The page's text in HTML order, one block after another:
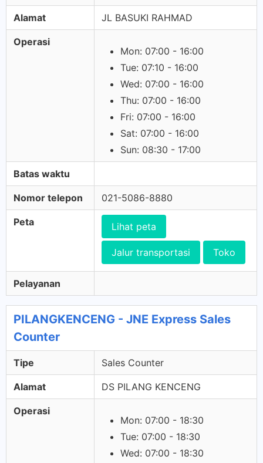
Alamat JL BASUKI RAHMAD
Operasi
Mon: 07:00 - 16:00
Tue: 07:10 - 16:00
Wed: 07:00 - 16:00
Thu: 07:00 - 16:00
Fri: 07:00 - 16:00
Sat: 07:00 - 16:00
Sun: 08:30 - 17:00
Batas waktu
Nomor telepon 021-5086-8880
Peta Lihat peta
Jalur transportasi Toko
Pelayanan
PILANGKENCENG - JNE Express Sales
Counter
Tipe Sales Counter
Alamat DS PILANG KENCENG
Operasi
Mon: 07:00 - 18:30
Tue: 07:00 - 18:30
Wed: 07:00 - 18:30